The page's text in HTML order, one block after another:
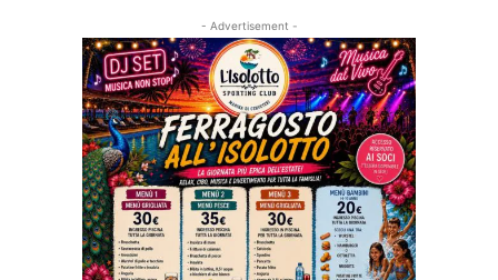
- Advertisement -